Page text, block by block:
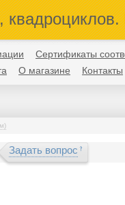
квадроциклов.
Сертификаты
О магазине Контакты
Задать вопрос